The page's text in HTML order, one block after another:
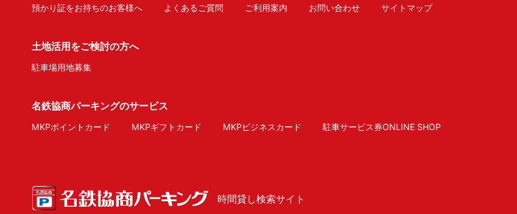
預かり証をお持ちのお客様へ よくあるご質問 ご利用案内 お問い合わせ サイトマップ
土地活用をご検討の方へ
駐車場用地募集
名鉄協商パーキングのサービス
MKPポイントカード MKPギフトカード MKPビジネスカード 駐車サービス券ONLINE SHOP
時間貸し検索サイト